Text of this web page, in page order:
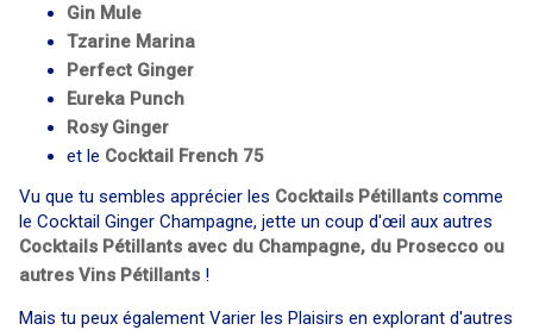
Gin Mule
Tzarine Marina
Perfect Ginger
Eureka Punch
Rosy Ginger
et le Cocktail French 75
Vu que tu sembles apprécier les Cocktails Pétillants comme
le Cocktail Ginger Champagne, jette un coup d'œil aux autres
Cocktails Pétillants avec du Champagne, du Prosecco ou
autres Vins Pétillants !
Mais tu peux également Varier les Plaisirs en explorant d'autres